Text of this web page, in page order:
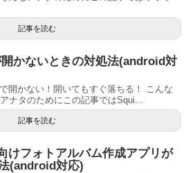
記事を読む
かないときの対処法(android対
開かない！開いてもすぐ落ちる！ こんな
ナタのためにこの記事ではSqui...
記事を読む
けフォトアルバム作成アプリが
(android対応)